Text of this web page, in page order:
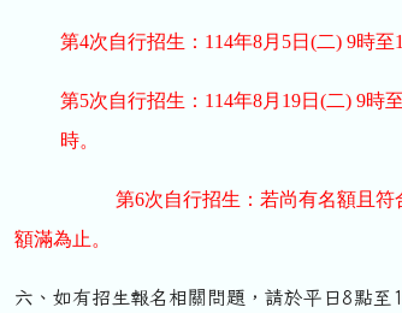
第4次自行招生：114年8月5日(二) 9時至
第5次自行招生：114年8月19日(二) 9時
時。
第6次自行招生：若尚有名額且
額滿為止。
六、如有招生報名相關問題，請於平日8點